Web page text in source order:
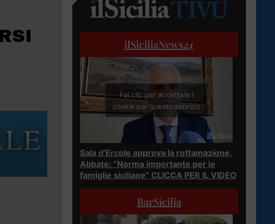
ilSiciliaNews24
Fai clic per accettare i
cookie per questo servizio
Sala d’Ercole approva la rottamazione,
Abbate: “Norma importante per le
famiglie siciliane” CLICCA PER IL VIDEO
BarSicilia